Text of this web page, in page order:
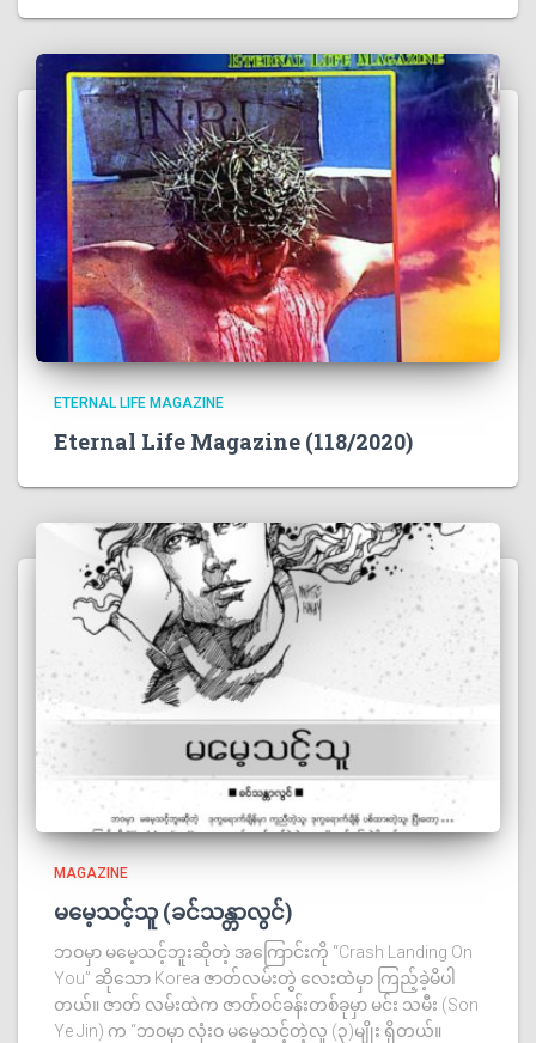
ETERNAL LIFE MAGAZINE
Eternal Life Magazine (118/2020)
MAGAZINE
မမေ့သင့်သူ (ခင်သန္တာလွင်)
ဘဝမှာ မမေ့သင့်ဘူးဆိုတဲ့ အကြောင်းကို “Crash Landing On
You” ဆိုသော Korea ဇာတ်လမ်းတွဲ လေးထဲမှာ ကြည့်ခဲ့မိပါ
တယ်။ ဇာတ် လမ်းထဲက ဇာတ်ဝင်ခန်းတစ်ခုမှာ မင်း သမီး (Son
Ye Jin) က “ဘဝမှာ လုံးဝ မမေ့သင့်တဲ့လူ (၃)မျိုး ရှိတယ်။